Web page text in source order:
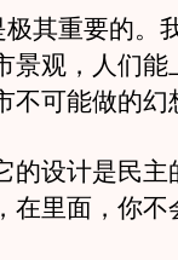
其重要的。
景观，人们能
不可能做的幻
设计是民主
在里面，你不